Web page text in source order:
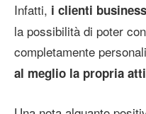
Infatti, i clienti business
la possibilità di poter
completamente
al meglio la propria